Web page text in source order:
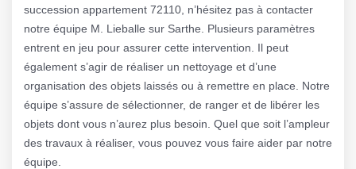
succession appartement 72110, n’hésitez pas à contacter
notre équipe M. Lieballe sur Sarthe. Plusieurs paramètres
entrent en jeu pour assurer cette intervention. Il peut
également s’agir de réaliser un nettoyage et d’une
organisation des objets laissés ou à remettre en place. Notre
équipe s’assure de sélectionner, de ranger et de libérer les
objets dont vous n’aurez plus besoin. Quel que soit l’ampleur
des travaux à réaliser, vous pouvez vous faire aider par notre
équipe.